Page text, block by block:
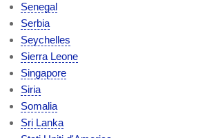
Senegal
Serbia
Seychelles
Sierra Leone
Singapore
Siria
Somalia
Sri Lanka